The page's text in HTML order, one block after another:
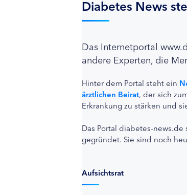
Diabetes News
Das Internetportal
andere Experten, die
Hinter dem Portal steht ein
ärztlichen Beirat, der sich
Erkrankung zu stärken und
Das Portal diabetes-
gegründet. Sie sind noch
Aufsichtsrat